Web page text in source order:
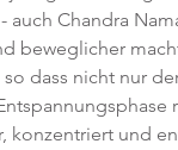
auch Chandra
beweglicher
dass nicht nur